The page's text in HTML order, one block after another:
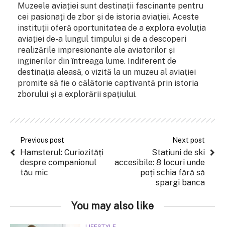
Muzeele aviației sunt destinații fascinante pentru
cei pasionați de zbor și de istoria aviației. Aceste
instituții oferă oportunitatea de a explora evoluția
aviației de-a lungul timpului și de a descoperi
realizările impresionante ale aviatorilor și
inginerilor din întreaga lume. Indiferent de
destinația aleasă, o vizită la un muzeu al aviației
promite să fie o călătorie captivantă prin istoria
zborului și a explorării spațiului.
Previous post
Hamsterul: Curiozități
despre companionul
tău mic
Next post
Stațiuni de ski
accesibile: 8 locuri unde
poți schia fără să
spargi banca
You may also like